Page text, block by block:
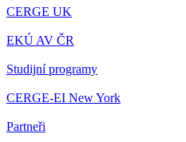
CERGE UK
EKÚ AV ČR
Studijní programy
CERGE-EI New York
Partneři